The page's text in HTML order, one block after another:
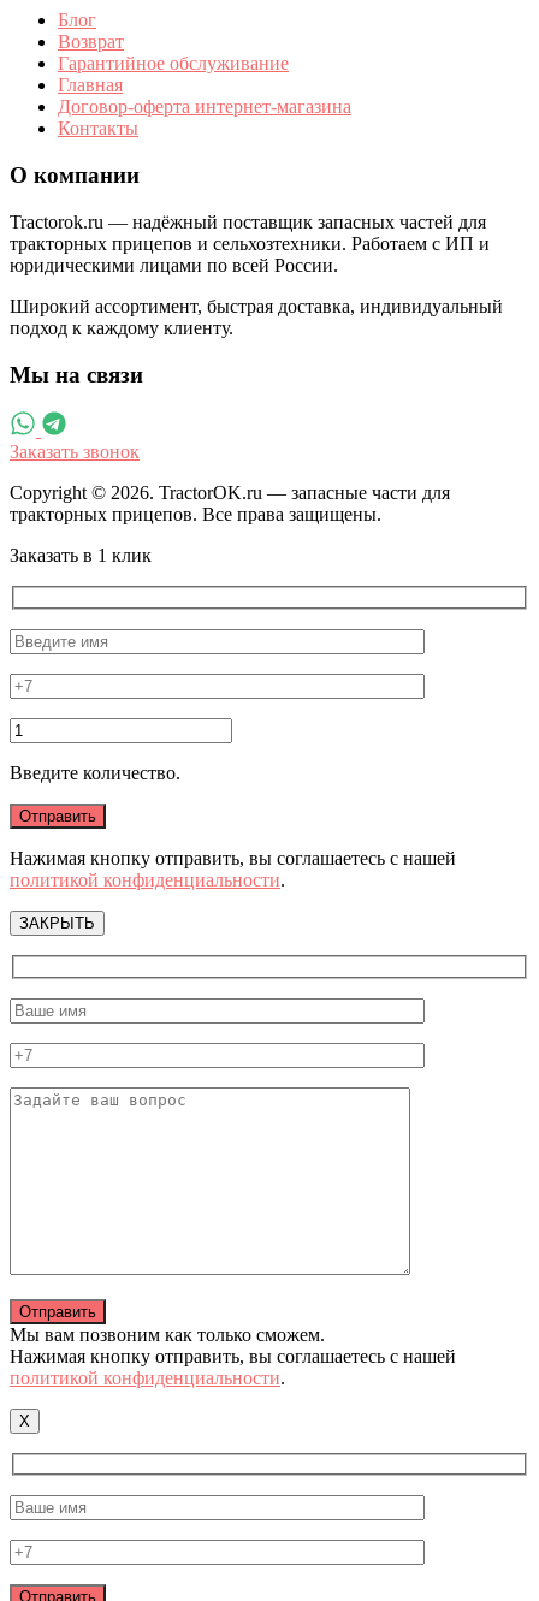
Блог
Возврат
Гарантийное обслуживание
Главная
Договор-оферта интернет-магазина
Контакты
О компании
Tractorok.ru — надёжный поставщик запасных частей для
тракторных прицепов и сельхозтехники. Работаем с ИП и
юридическими лицами по всей России.
Широкий ассортимент, быстрая доставка, индивидуальный
подход к каждому клиенту.
Мы на связи
Заказать звонок
Copyright © 2026. TractorOK.ru — запасные части для
тракторных прицепов. Все права защищены.
Заказать в 1 клик
Введите количество.
Нажимая кнопку отправить, вы соглашаетесь с нашей
политикой конфиденциальности.
ЗАКРЫТЬ
Мы вам позвоним как только сможем.
Нажимая кнопку отправить, вы соглашаетесь с нашей
политикой конфиденциальности.
X